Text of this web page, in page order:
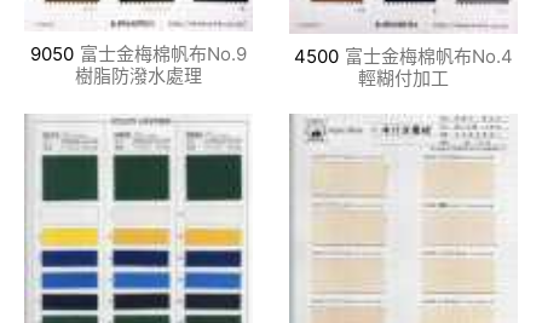
9050 富士金梅棉帆布No.9
樹脂防潑水處理
4500 富士金梅棉帆布No.4
輕糊付加工